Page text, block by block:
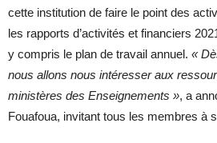
cette institution de faire le point des
les rapports d’activités et financiers
y compris le plan de travail annuel. «
nous allons nous intéresser aux
ministères des Enseignements », a
Fouafoua, invitant tous les membres à